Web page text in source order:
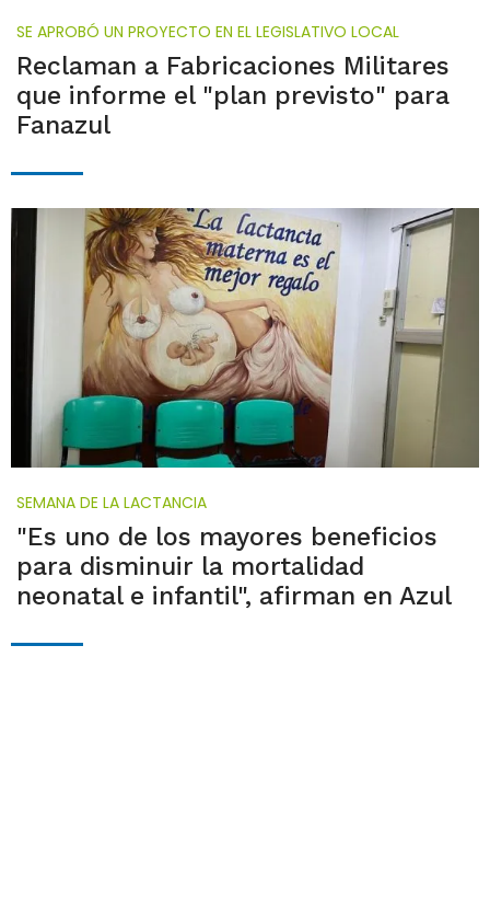
SE APROBÓ UN PROYECTO EN EL LEGISLATIVO LOCAL
Reclaman a Fabricaciones Militares
que informe el "plan previsto" para
Fanazul
SEMANA DE LA LACTANCIA
"Es uno de los mayores beneficios
para disminuir la mortalidad
neonatal e infantil", afirman en Azul